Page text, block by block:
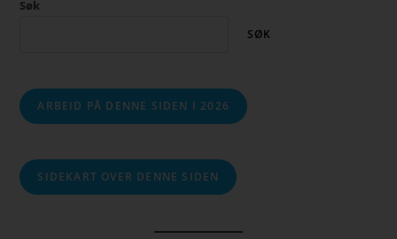
Søk
SØK
ARBEID PÅ DENNE SIDEN I 2026
SIDEKART OVER DENNE SIDEN